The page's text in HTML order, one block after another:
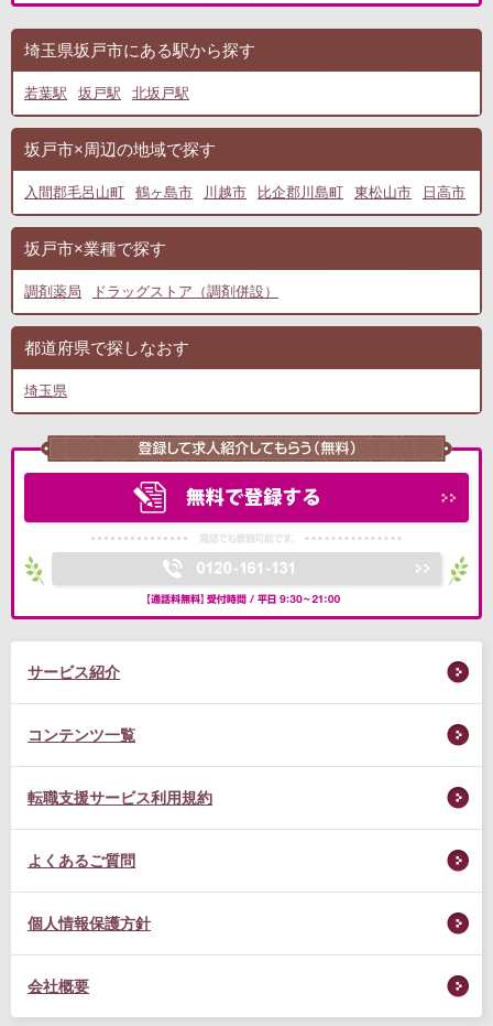
埼玉県坂戸市にある駅から探す
若葉駅 坂戸駅 北坂戸駅
坂戸市×周辺の地域で探す
入間郡毛呂山町 鶴ヶ島市 川越市 比企郡川島町 東松山市 日高市
坂戸市×業種で探す
調剤薬局 ドラッグストア（調剤併設）
都道府県で探しなおす
埼玉県
サービス紹介
コンテンツ一覧
転職支援サービス利用規約
よくあるご質問
個人情報保護方針
会社概要